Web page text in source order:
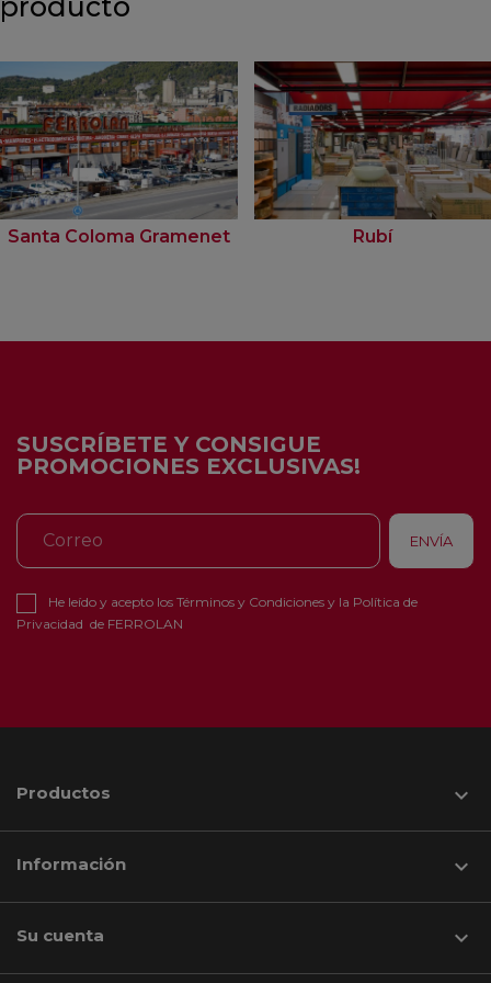
producto
Santa Coloma Gramenet Rubí
SUSCRÍBETE Y CONSIGUE
PROMOCIONES EXCLUSIVAS!
He leído y acepto los Términos y Condiciones y la Política de
Privacidad de FERROLAN
Productos 
Información 
Su cuenta 